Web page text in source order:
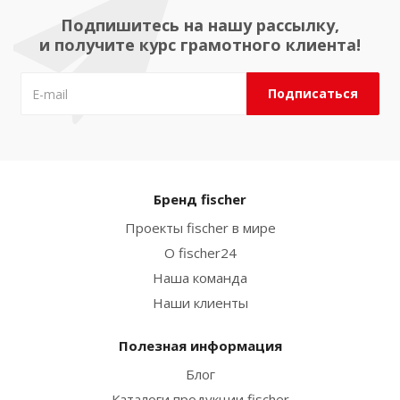
Подпишитесь на нашу рассылку,
и получите курс грамотного клиента!
Бренд fischer
Проекты fischer в мире
О fischer24
Наша команда
Наши клиенты
Полезная информация
Блог